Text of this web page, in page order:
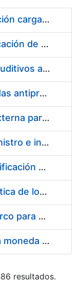
Pliego condiciones optimización cargas compras firmado
Acuerdo marco para la fabricación de piezas
Suministro de Protectores Auditivos a medida para las personas trabajadoras de los Centros de Trabajo de Madrid y Burgos
Suministro de gafas graduadas antiproyecciones para los trabajadores de la FNMT-RCM en los centros de trabajo de Madrid y Burgos
Servicios de una empresa externa para el asesoramiento y resolución de los recursos de alzada que se presentan relacionados con procesos de selección para la FNMT-RCM
Acuerdo marco para el suministro e instalación de persianas, estores y otros complementos
Servicio de Calibración y Verificación Externa de los Equipos de Medición del Servicio de Prevención de la FNMT-RCM
Conexión mediante Fibra Óptica de los Centros de Proceso de Datos (CPDs) de las sedes de la FNMT-RCM de Burgos y Madrid
Contratación de acuerdo marco para el Suministro de Material de Electricidad para la Fábrica Nacional de Moneda y Timbre-Real Casa de la Moneda en su centro de trabajo de Burgos
Suministro de estuches para moneda de 30 €
resultados.